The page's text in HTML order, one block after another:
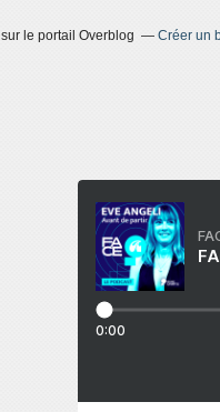
sur le portail Overblog Créer un
0:00